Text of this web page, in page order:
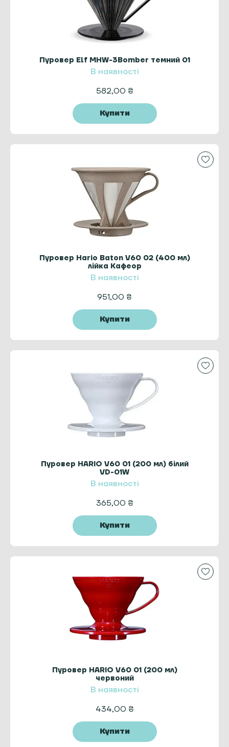
Пуровер Elf MHW-3Bomber темний 01
В наявності
582,00 ₴
Купити
Пуровер Hario Baton V60 02 (400 мл)
лійка Кафеор
В наявності
951,00 ₴
Купити
Пуровер HARIO V60 01 (200 мл) білий
VD-01W
В наявності
365,00 ₴
Купити
Пуровер HARIO V60 01 (200 мл)
червоний
В наявності
434,00 ₴
Купити